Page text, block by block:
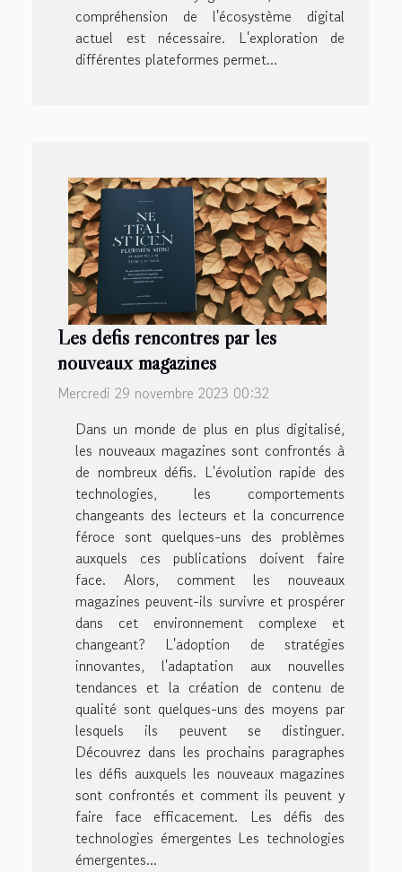
compréhension de l'écosystème digital
actuel est nécessaire. L'exploration de
différentes plateformes permet...
Les défis rencontrés par les
nouveaux magazines
Mercredi 29 novembre 2023 00:32
Dans un monde de plus en plus digitalisé,
les nouveaux magazines sont confrontés à
de nombreux défis. L'évolution rapide des
technologies, les comportements
changeants des lecteurs et la concurrence
féroce sont quelques-uns des problèmes
auxquels ces publications doivent faire
face. Alors, comment les nouveaux
magazines peuvent-ils survivre et prospérer
dans cet environnement complexe et
changeant? L'adoption de stratégies
innovantes, l'adaptation aux nouvelles
tendances et la création de contenu de
qualité sont quelques-uns des moyens par
lesquels ils peuvent se distinguer.
Découvrez dans les prochains paragraphes
les défis auxquels les nouveaux magazines
sont confrontés et comment ils peuvent y
faire face efficacement. Les défis des
technologies émergentes Les technologies
émergentes...